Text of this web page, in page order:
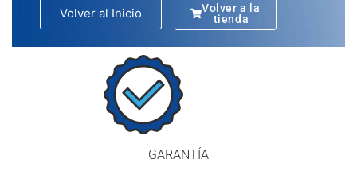
Volver al Inicio
Volver a la
tienda
GARANTÍA